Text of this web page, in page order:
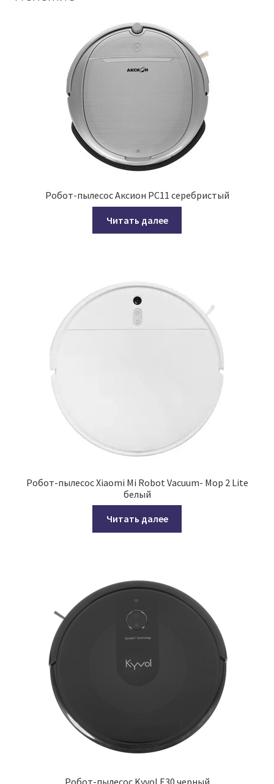
Робот-пылесос Аксион РС11 серебристый
Читать далее
Робот-пылесос Xiaomi Mi Robot Vacuum- Mop 2 Lite
белый
Читать далее
Робот-пылесос Kyvol E30 черный